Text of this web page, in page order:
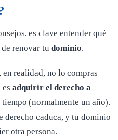
es clave entender qué
renovar tu dominio.
realidad, no lo compras
adquirir el derecho a
(normalmente un año).
derecho caduca, y tu dominio
otra persona.